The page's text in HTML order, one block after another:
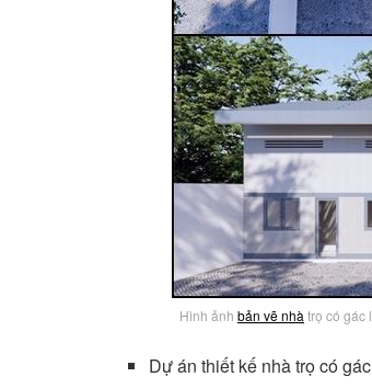
Hình ảnh bản vẽ nhà trọ có gác
Dự án thiết kế nhà trọ có